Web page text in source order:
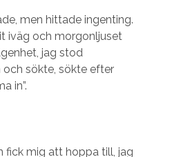
men hittade ingenting.
iväg och morgonljuset
jag stod
sökte, sökte efter
in”.
fick mig att hoppa till, jag